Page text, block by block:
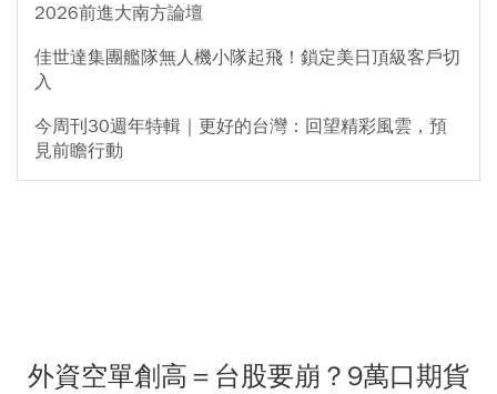
2026前進大南方論壇
佳世達集團艦隊無人機小隊起飛！鎖定美日頂級客戶切
入
今周刊30週年特輯｜更好的台灣：回望精彩風雲，預
見前瞻行動
外資空單創高＝台股要崩？9萬口期貨